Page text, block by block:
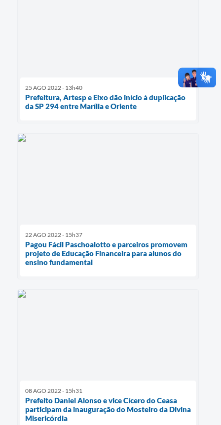
25 AGO 2022 - 13h40
Prefeitura, Artesp e Eixo dão início à duplicação
da SP 294 entre Marília e Oriente
22 AGO 2022 - 15h37
Pagou Fácil Paschoalotto e parceiros promovem
projeto de Educação Financeira para alunos do
ensino fundamental
08 AGO 2022 - 15h31
Prefeito Daniel Alonso e vice Cícero do Ceasa
participam da inauguração do Mosteiro da Divina
Misericórdia